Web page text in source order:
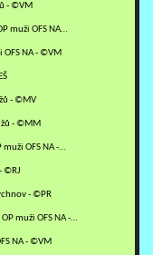
- ©VM
muži OFS NA…
OFS NA - ©VM
- ©MV
- ©MM
muži OFS NA -…
©RJ
- ©PR
muži OFS NA -…
NA - ©VM